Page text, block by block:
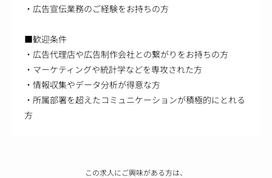
・広告宣伝業務のご経験をお持ちの方
■歓迎条件
・広告代理店や広告制作会社との繋がりをお持ちの方
・マーケティングや統計学などを専攻された方
・情報収集やデータ分析が得意な方
・所属部署を超えたコミュニケーションが積極的にとれる
方
この求人にご興味がある方は、